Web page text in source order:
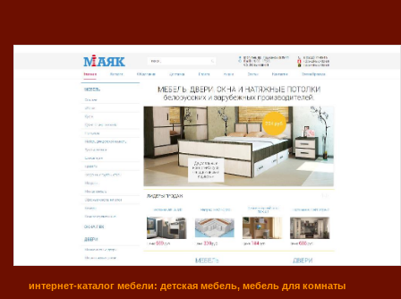
интернет-каталог мебели: детская мебель, мебель для комнаты